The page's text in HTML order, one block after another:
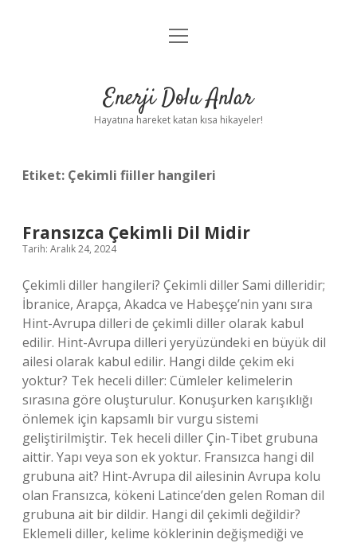
Anasayfa
Yasal Uyarı
menüyü
Enerji Dolu Anlar
Hayatına hareket katan kısa hikayeler!
Etiket: Çekimli fiiller hangileri
Fransızca Çekimli Dil Midir
Tarih: Aralık 24, 2024
Çekimli diller hangileri? Çekimli diller Sami dilleridir;
İbranice, Arapça, Akadca ve Habeşçe’nin yanı sıra
Hint-Avrupa dilleri de çekimli diller olarak kabul
edilir. Hint-Avrupa dilleri yeryüzündeki en büyük dil
ailesi olarak kabul edilir. Hangi dilde çekim eki
yoktur? Tek heceli diller: Cümleler kelimelerin
sırasına göre oluşturulur. Konuşurken karışıklığı
önlemek için kapsamlı bir vurgu sistemi
geliştirilmiştir. Tek heceli diller Çin-Tibet grubuna
aittir. Yapı veya son ek yoktur. Fransızca hangi dil
grubuna ait? Hint-Avrupa dil ailesinin Avrupa kolu
olan Fransızca, kökeni Latince’den gelen Roman dil
grubuna ait bir dildir. Hangi dil çekimli değildir?
Eklemeli diller, kelime köklerinin değişmediği ve